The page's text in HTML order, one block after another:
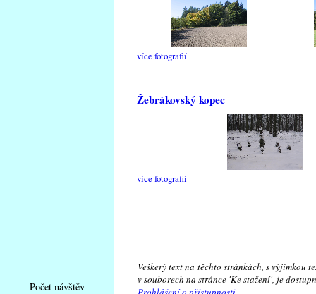
více fotografií
Žebrákovský kopec
více fotografií
Počet návštěv
Veškerý text na těchto stránkách, s výjimkou
v souborech na stránce 'Ke stažení', je